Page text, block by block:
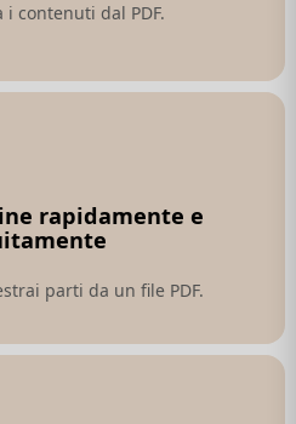
i contenuti dal PDF.
rapidamente e
parti da un file PDF.